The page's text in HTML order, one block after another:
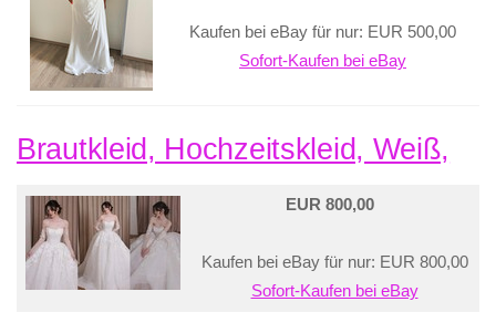
Kaufen bei eBay für nur: EUR 500,00
Sofort-Kaufen bei eBay
Brautkleid, Hochzeitskleid, Weiß,
EUR 800,00
Kaufen bei eBay für nur: EUR 800,00
Sofort-Kaufen bei eBay